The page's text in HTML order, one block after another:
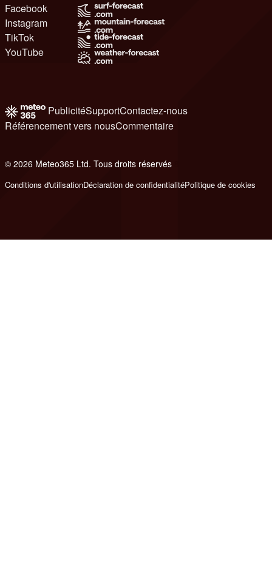
Facebook
Instagram
TikTok
YouTube
PublicitéSupportContactez-nous
Référencement vers nousCommentaire
© 2026 Meteo365 Ltd. Tous droits réservés
Conditions d'utilisationDéclaration de confidentialitéPolitique de cookies